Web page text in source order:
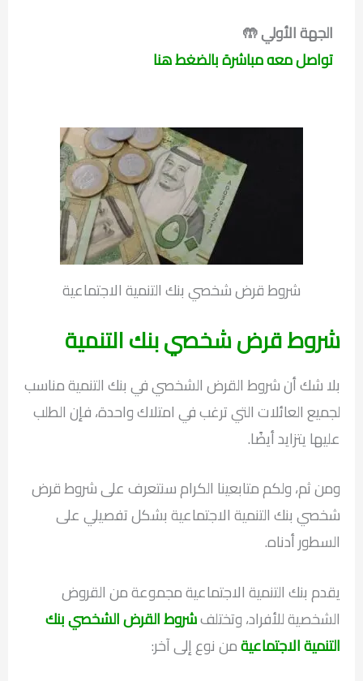
الجهة الأولي 🤲
تواصل معه مباشرة بالضغط هنا
شروط قرض شخصي بنك التنمية الاجتماعية
شروط قرض شخصي بنك التنمية
بلا شك أن شروط القرض الشخصي في بنك التنمية مناسب
لجميع العائلات التي ترغب في امتلاك واحدة، فإن الطلب
عليها يتزايد أيضًا.
ومن ثم، ولكم متابعينا الكرام سنتعرف على شروط قرض
شخصي بنك التنمية الاجتماعية بشكل تفصيلي على
السطور أدناه.
يقدم بنك التنمية الاجتماعية مجموعة من القروض
الشخصية للأفراد، وتختلفشروط القرض الشخصي بنك
التنمية الاجتماعيةمن نوع إلى آخر: